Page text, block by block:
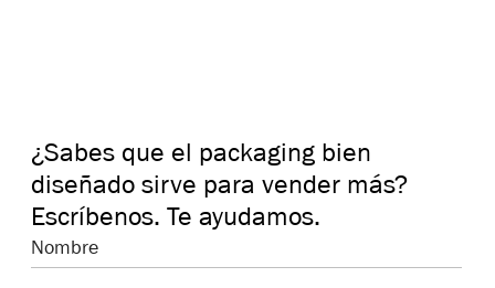
¿Sabes que el packaging bien
diseñado sirve para vender más?
Escríbenos. Te ayudamos.